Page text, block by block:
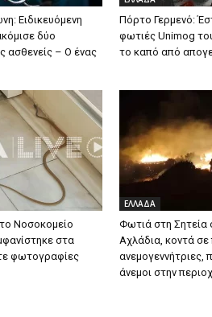
Ειδικευόμενη
δύο
ασθενείς – Ο ένας
Πόρτο Γερμενό:
φωτιές Unimog
το καπό από
Νοσοκομείο
στα
φωτογραφίες
ΕΛΛΑΔΑ
Φωτιά στη Σητεία
Αχλάδια, κοντά
ανεμογεννήτριες,
άνεμοι στην